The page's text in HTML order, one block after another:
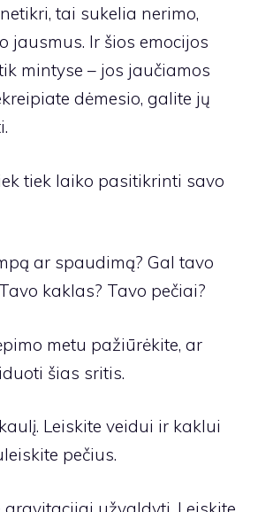
tai sukelia nerimo,
jausmus. Ir šios emocijos
mintyse – jos jaučiamos
dėmesio, galite jų
tiek laiko pasitikrinti savo
ar spaudimą? Gal tavo
kaklas? Tavo pečiai?
metu pažiūrėkite, ar
šias sritis.
Leiskite veidui ir kaklui
pečius.